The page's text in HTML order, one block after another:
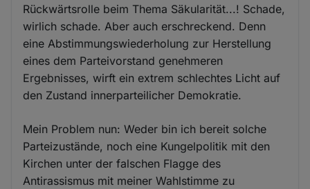
Rückwärtsrolle beim Thema Säkularität...! Schade,
wirlich schade. Aber auch erschreckend. Denn
eine Abstimmungswiederholung zur Herstellung
eines dem Parteivorstand genehmeren
Ergebnisses, wirft ein extrem schlechtes Licht auf
den Zustand innerparteilicher Demokratie.
Mein Problem nun: Weder bin ich bereit solche
Parteizustände, noch eine Kungelpolitik mit den
Kirchen unter der falschen Flagge des
Antirassismus mit meiner Wahlstimme zu